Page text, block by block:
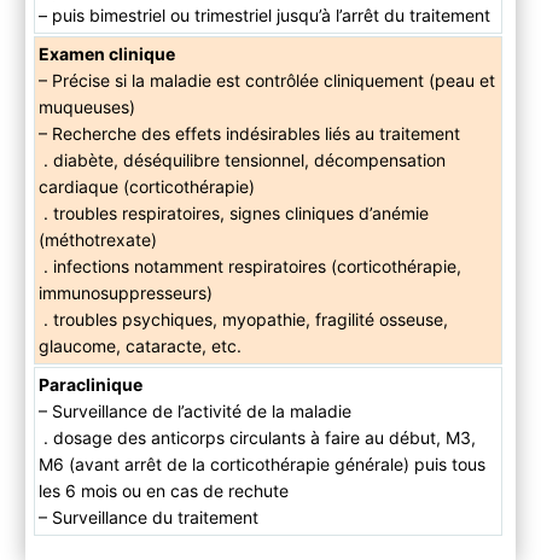
– puis bimestriel ou trimestriel jusqu’à l’arrêt du traitement
Examen clinique
– Précise si la maladie est contrôlée cliniquement (peau et
muqueuses)
– Recherche des effets indésirables liés au traitement
. diabète, déséquilibre tensionnel, décompensation
cardiaque (corticothérapie)
. troubles respiratoires, signes cliniques d’anémie
(méthotrexate)
. infections notamment respiratoires (corticothérapie,
immunosuppresseurs)
. troubles psychiques, myopathie, fragilité osseuse,
glaucome, cataracte, etc.
Paraclinique
– Surveillance de l’activité de la maladie
. dosage des anticorps circulants à faire au début, M3,
M6 (avant arrêt de la corticothérapie générale) puis tous
les 6 mois ou en cas de rechute
– Surveillance du traitement